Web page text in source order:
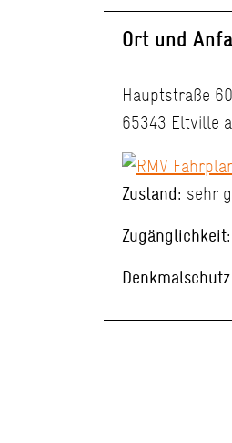
Ort und
Hauptstraße 60
65343 Eltville
Zustand: sehr
Zugänglichkeit:
Denkmalschutz